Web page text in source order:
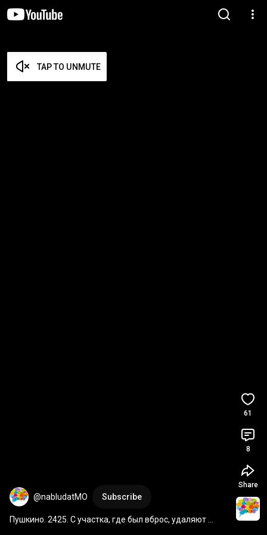
TAP TO UNMUTE
@nabludatMO Subscribe
Пушкино. 2425. С участка, где был вброс, удаляют
61
8
Share